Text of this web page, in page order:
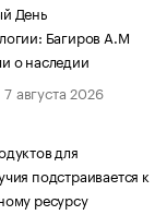
День
Багиров А.М
о наследии
7 августа 2026
для
подстраивается к
ресурсу